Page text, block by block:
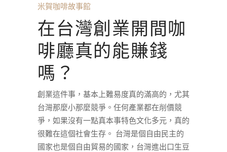
米賀咖啡故事館
在台灣創業開間咖
啡廳真的能賺錢
嗎？
創業這件事，基本上難易度真的滿高的，尤其
台灣那麼小那麼競爭。任何產業都在削價競
爭，如果沒有一點真本事特色文化多元，真的
很難在這個社會生存。 台灣是個自由民主的
國家也是個自由貿易的國家，台灣進出口生豆